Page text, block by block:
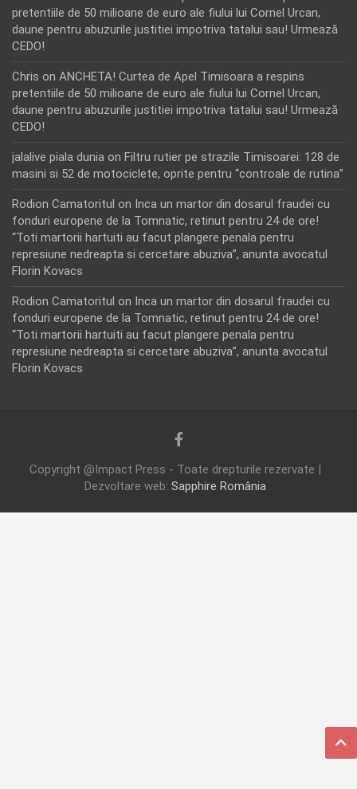
pretentiile de 50 milioane de euro ale fiului lui Cornel Urcan,
daune pentru abuzurile justitiei impotriva tatalui sau! Urmează
CEDO!
Chris on ANCHETA! Curtea de Apel Timisoara a respins
pretentiile de 50 milioane de euro ale fiului lui Cornel Urcan,
daune pentru abuzurile justitiei impotriva tatalui sau! Urmează
CEDO!
jalalive piala dunia on Filtru rutier pe strazile Timisoarei: 128 de
masini si 52 de motociclete, oprite pentru “controale de rutina”
Rodion Camatoritul on Inca un martor din dosarul fraudei cu
fonduri europene de la Tomnatic, retinut pentru 24 de ore!
“Toti martorii hartuiti au facut plangere penala pentru
represiune nedreapta si cercetare abuziva”, anunta avocatul
Florin Kovacs
Rodion Camatoritul on Inca un martor din dosarul fraudei cu
fonduri europene de la Tomnatic, retinut pentru 24 de ore!
“Toti martorii hartuiti au facut plangere penala pentru
represiune nedreapta si cercetare abuziva”, anunta avocatul
Florin Kovacs
Copyright @Impact Press - Toate drepturile rezervate |
Dezvoltare web: Sapphire România